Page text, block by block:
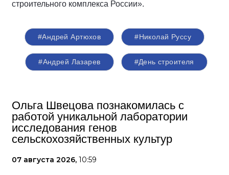
строительного комплекса России».
#Андрей Артюхов #Николай Руссу
#Андрей Лазарев #День строителя
Ольга Швецова познакомилась с
работой уникальной лаборатории
исследования генов
сельскохозяйственных культур
07 августа 2026, 10:59